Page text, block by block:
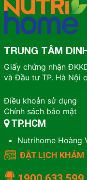
TRUNG TÂM
Giấy chứng nhận
và Đầu tư TP. Hà Nội
Điều khoản sử dụng
Chính sách bảo mật
TP.HCM
Nutrihome Hoàng
ĐẶT LỊCH KHÁM